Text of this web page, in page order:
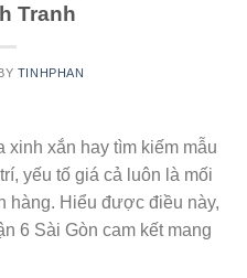
Tranh
TINHPHAN
xinh xắn hay tìm kiếm mẫu
yếu tố giá cả luôn là mối
hàng. Hiểu được điều này,
6 Sài Gòn cam kết mang